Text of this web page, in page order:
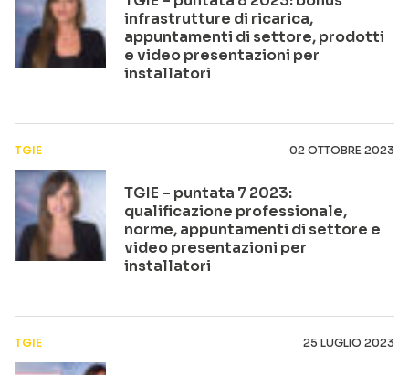
infrastrutture di ricarica,
appuntamenti di settore, prodotti
e video presentazioni per
installatori
TGIE 02 OTTOBRE 2023
TGIE – puntata 7 2023:
qualificazione professionale,
norme, appuntamenti di settore e
video presentazioni per
installatori
TGIE 25 LUGLIO 2023